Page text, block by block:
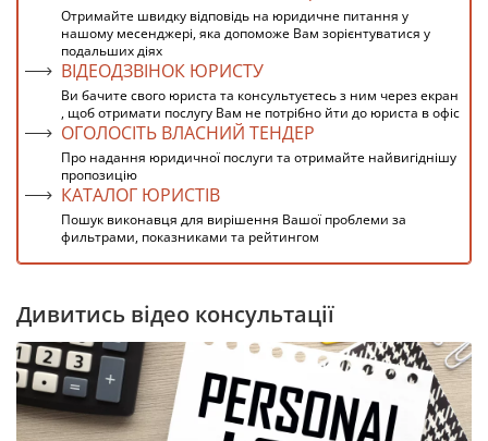
Отримайте швидку відповідь на юридичне питання у
нашому месенджері, яка допоможе Вам зорієнтуватися у
подальших діях
ВІДЕОДЗВІНОК ЮРИСТУ
Ви бачите свого юриста та консультуєтесь з ним через екран
, щоб отримати послугу Вам не потрібно йти до юриста в офіс
ОГОЛОСІТЬ ВЛАСНИЙ ТЕНДЕР
Про надання юридичної послуги та отримайте найвигіднішу
пропозицію
КАТАЛОГ ЮРИСТІВ
Пошук виконавця для вирішення Вашої проблеми за
фильтрами, показниками та рейтингом
Дивитись відео консультації